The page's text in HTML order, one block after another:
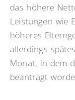
das höhere
Leistungen wie
höheres
allerdings
Monat, in dem
beantragt